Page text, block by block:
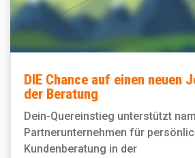
DIE Chance auf einen neuen
der Beratung
Dein-Quereinstieg unterstützt
Partnerunternehmen für
Kundenberatung in der